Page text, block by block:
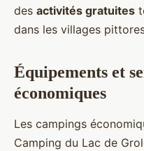
des activités gratuites
dans les villages
Équipements et
économiques
Les campings
Camping du Lac de